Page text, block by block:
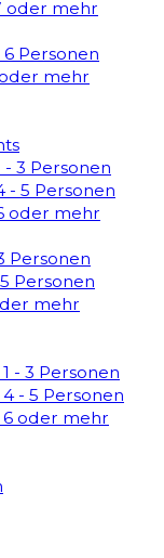
oder mehr
Personen
mehr
3 Personen
5 Personen
oder mehr
Personen
Personen
mehr
- 3 Personen
- 5 Personen
oder mehr